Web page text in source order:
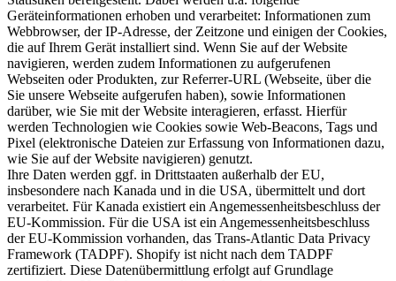
Geräteinformationen erhoben und verarbeitet: Informationen zum
Webbrowser, der IP-Adresse, der Zeitzone und einigen der Cookies,
die auf Ihrem Gerät installiert sind. Wenn Sie auf der Website
navigieren, werden zudem Informationen zu aufgerufenen
Webseiten oder Produkten, zur Referrer-URL (Webseite, über die
Sie unsere Webseite aufgerufen haben), sowie Informationen
darüber, wie Sie mit der Website interagieren, erfasst. Hierfür
werden Technologien wie Cookies sowie Web-Beacons, Tags und
Pixel (elektronische Dateien zur Erfassung von Informationen dazu,
wie Sie auf der Website navigieren) genutzt.
Ihre Daten werden ggf. in Drittstaaten außerhalb der EU,
insbesondere nach Kanada und in die USA, übermittelt und dort
verarbeitet. Für Kanada existiert ein Angemessenheitsbeschluss der
EU-Kommission. Für die USA ist ein Angemessenheitsbeschluss
der EU-Kommission vorhanden, das Trans-Atlantic Data Privacy
Framework (TADPF). Shopify ist nicht nach dem TADPF
zertifiziert. Diese Datenübermittlung erfolgt auf Grundlage